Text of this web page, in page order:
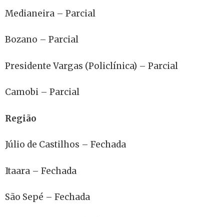
Medianeira – Parcial
Bozano – Parcial
Presidente Vargas (Policlínica) – Parcial
Camobi – Parcial
Região
Júlio de Castilhos – Fechada
Itaara – Fechada
São Sepé – Fechada